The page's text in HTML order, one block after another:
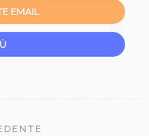
EMAIL